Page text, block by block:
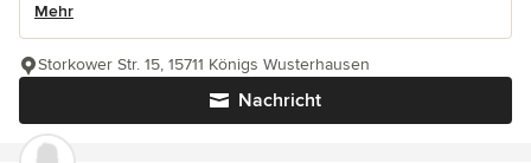
Mehr
Nachricht
Storkower Str. 15, 15711 Königs Wusterhausen